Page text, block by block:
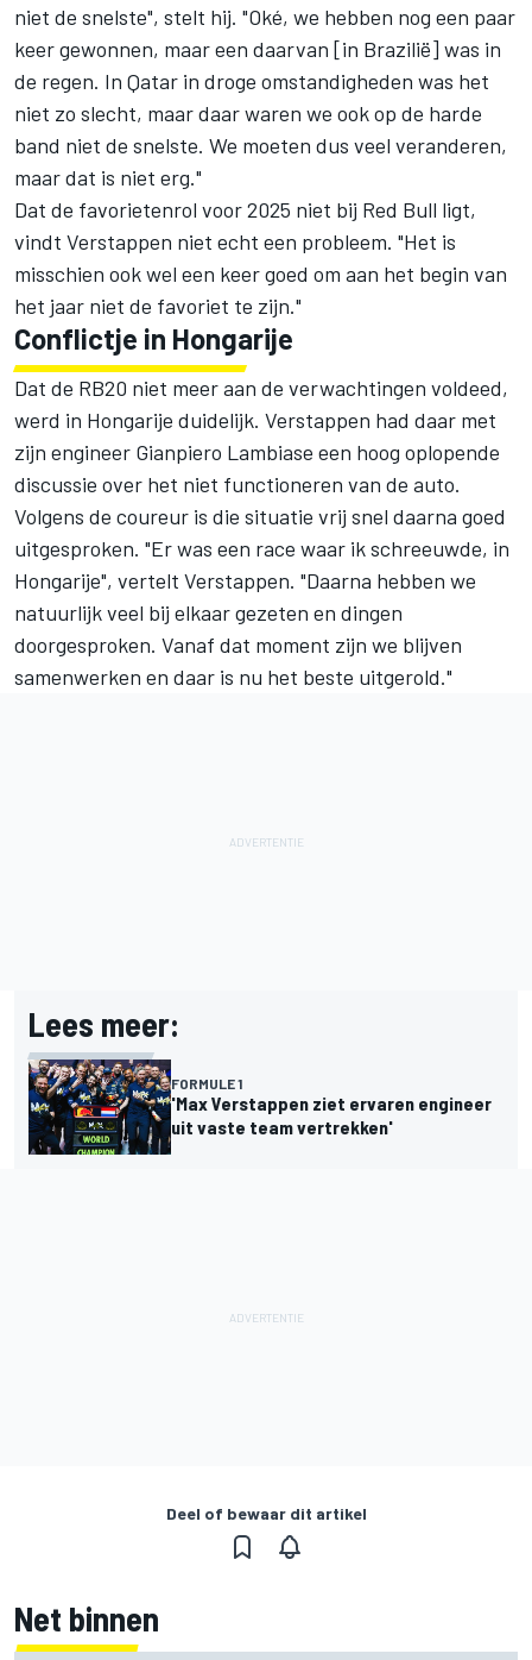
niet de snelste", stelt hij. "Oké, we hebben nog een paar
keer gewonnen, maar een daarvan [in Brazilië] was in
de regen. In Qatar in droge omstandigheden was het
niet zo slecht, maar daar waren we ook op de harde
band niet de snelste. We moeten dus veel veranderen,
maar dat is niet erg."
Dat de favorietenrol voor 2025 niet bij Red Bull ligt,
vindt Verstappen niet echt een probleem. "Het is
misschien ook wel een keer goed om aan het begin van
het jaar niet de favoriet te zijn."
Conflictje in Hongarije
Dat de RB20 niet meer aan de verwachtingen voldeed,
werd in Hongarije duidelijk. Verstappen had daar met
zijn engineer Gianpiero Lambiase een hoog oplopende
discussie over het niet functioneren van de auto.
Volgens de coureur is die situatie vrij snel daarna goed
uitgesproken. "Er was een race waar ik schreeuwde, in
Hongarije", vertelt Verstappen. "Daarna hebben we
natuurlijk veel bij elkaar gezeten en dingen
doorgesproken. Vanaf dat moment zijn we blijven
samenwerken en daar is nu het beste uitgerold."
Lees meer:
FORMULE 1
'Max Verstappen ziet ervaren engineer
uit vaste team vertrekken'
Deel of bewaar dit artikel
Net binnen